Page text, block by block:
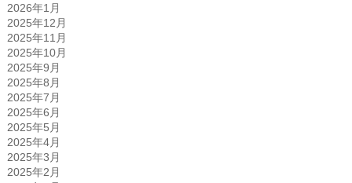
2026年1月
2025年12月
2025年11月
2025年10月
2025年9月
2025年8月
2025年7月
2025年6月
2025年5月
2025年4月
2025年3月
2025年2月